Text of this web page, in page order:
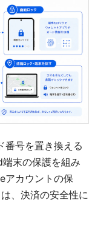
番号を置き換える
末の保護を組み
アカウントの保
、決済の安全性に